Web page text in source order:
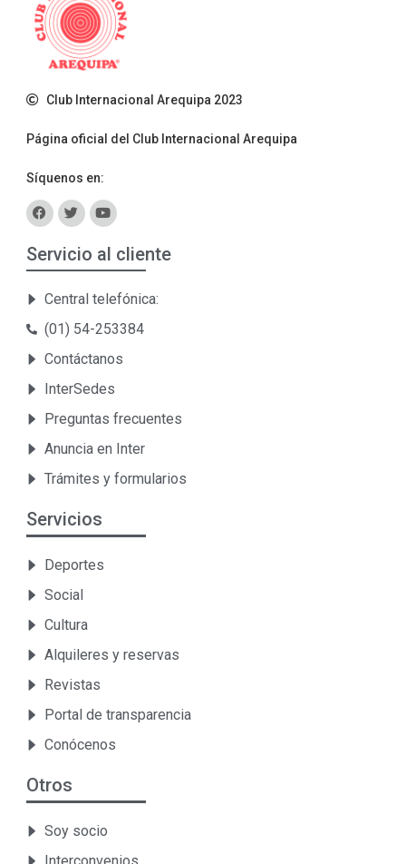
Club Internacional Arequipa 2023
Página oficial del Club Internacional Arequipa
Síquenos en:
Servicio al cliente
Central telefónica:
(01) 54-253384
Contáctanos
InterSedes
Preguntas frecuentes
Anuncia en Inter
Trámites y formularios
Servicios
Deportes
Social
Cultura
Alquileres y reservas
Revistas
Portal de transparencia
Conócenos
Otros
Soy socio
Interconvenios